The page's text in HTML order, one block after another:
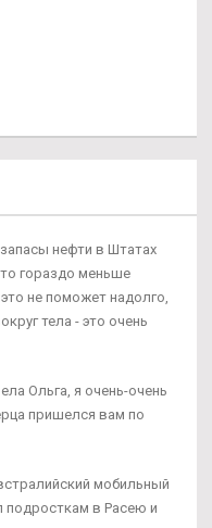
нефти в Штатах
гораздо меньше
не поможет надолго,
тела - это очень
Ольга, я очень-очень
пришелся вам по
мобильный
подросткам в Расею и